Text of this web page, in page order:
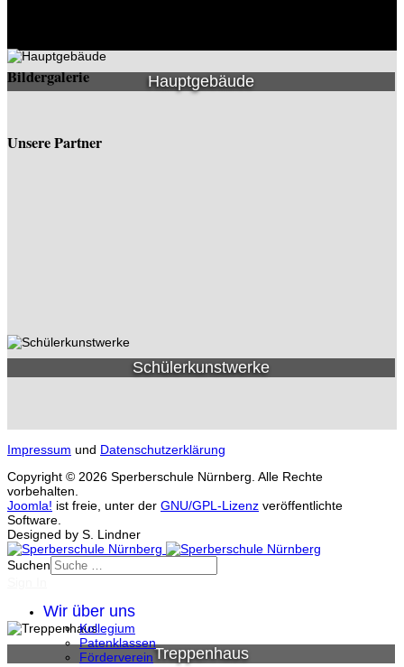
Hauptgebäude
Schülerkunstwerke
Treppenhaus
Bildergalerie
Unsere Partner
Impressum und Datenschutzerklärung
Copyright © 2026 Sperberschule Nürnberg. Alle Rechte
vorbehalten.
Joomla! ist freie, unter der GNU/GPL-Lizenz veröffentlichte
Software.
Designed by S. Lindner
Suchen
Wir über uns
Kollegium
Patenklassen
Förderverein